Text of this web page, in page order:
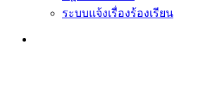
ระบบแจ้งเรื่องร้องเรียน